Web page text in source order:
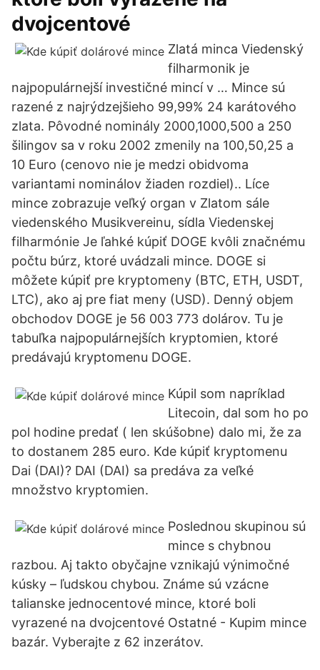
dvojcentové
Zlatá minca Viedenský
filharmonik je
najpopulárnejší investičné mincí v … Mince sú
razené z najrýdzejšieho 99,99% 24 karátového
zlata. Pôvodné nominály 2000,1000,500 a 250
šilingov sa v roku 2002 zmenily na 100,50,25 a
10 Euro (cenovo nie je medzi obidvoma
variantami nominálov žiaden rozdiel).. Líce
mince zobrazuje veľký organ v Zlatom sále
viedenského Musikvereinu, sídla Viedenskej
filharmónie Je ľahké kúpiť DOGE kvôli značnému
počtu búrz, ktoré uvádzali mince. DOGE si
môžete kúpiť pre kryptomeny (BTC, ETH, USDT,
LTC), ako aj pre fiat meny (USD). Denný objem
obchodov DOGE je 56 003 773 dolárov. Tu je
tabuľka najpopulárnejších kryptomien, ktoré
predávajú kryptomenu DOGE.
Kúpil som napríklad
Litecoin, dal som ho po
pol hodine predať ( len skúšobne) dalo mi, že za
to dostanem 285 euro. Kde kúpiť kryptomenu
Dai (DAI)? DAI (DAI) sa predáva za veľké
množstvo kryptomien.
Poslednou skupinou sú
mince s chybnou
razbou. Aj takto obyčajne vznikajú výnimočné
kúsky – ľudskou chybou. Známe sú vzácne
talianske jednocentové mince, ktoré boli
vyrazené na dvojcentové Ostatné - Kupim mince
bazár. Vyberajte z 62 inzerátov.